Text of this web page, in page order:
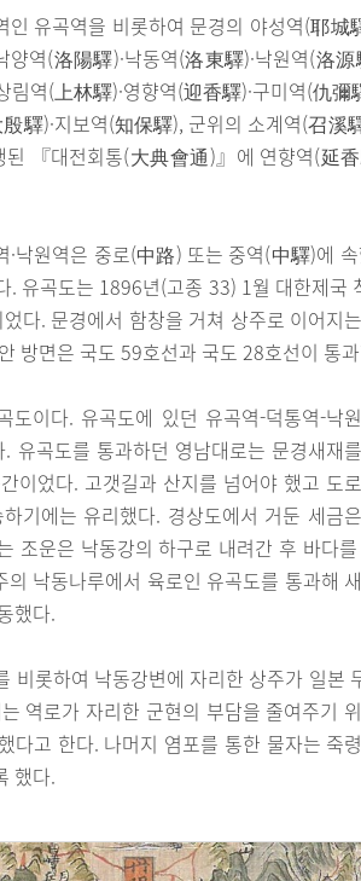
유곡역을 비롯하여 문경의 야성역(耶城
역(洛陽驛)·낙동역(洛東驛)·낙원역(洛源
역(上林驛)·영향역(迎香驛)·구미역(仇彌
驛)·지보역(知保驛), 군위의 소계역(召溪
『대전회통(大典會通)』에 연향역(延
·낙원역은 중로(中路) 또는 중역(中驛)에
유곡도는 1896년(고종 33) 1월 대한제국
다. 문경에서 함창을 거쳐 상주로 이어지
방면은 국도 59호선과 국도 28호선이 통
이다. 유곡도에 있던 유곡역-덕통역-낙
유곡도를 통과하던 영남대로는 문경새재
이었다. 고갯길과 산지를 넘어야 했고 도
기에는 유리했다. 경상도에서 거둔 세금
조운은 낙동강의 하구로 내려간 후 바다
낙동나루에서 육로인 유곡도를 통과해
했다.
비롯하여 낙동강변에 자리한 상주가 일본
역로가 자리한 군현의 부담을 줄여주기
다고 한다. 나머지 염포를 통한 물자는 죽
했다.